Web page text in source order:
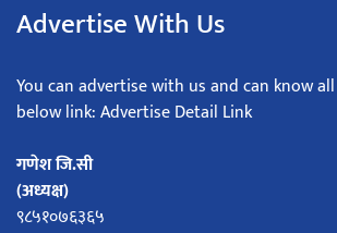
Advertise With Us
You can advertise with us and can know
below link: Advertise Detail Link
गणेश जि.सी
(अध्यक्ष)
९८५१०७६३६५